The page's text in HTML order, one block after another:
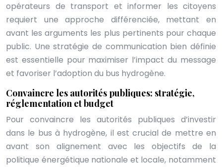
opérateurs de transport et informer les citoyens
requiert une approche différenciée, mettant en
avant les arguments les plus pertinents pour chaque
public. Une stratégie de communication bien définie
est essentielle pour maximiser l’impact du message
et favoriser l’adoption du bus hydrogène.
Convaincre les autorités publiques: stratégie,
réglementation et budget
Pour convaincre les autorités publiques d’investir
dans le bus à hydrogène, il est crucial de mettre en
avant son alignement avec les objectifs de la
politique énergétique nationale et locale, notamment